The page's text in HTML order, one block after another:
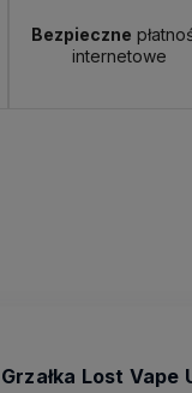
Bezpieczne
internetowe
Grzałka Lost Vape